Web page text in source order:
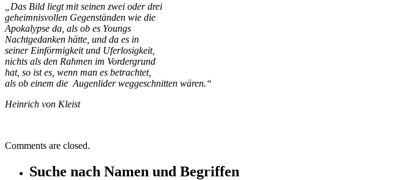
„Das Bild liegt mit seinen zwei oder drei
geheimnisvollen Gegenständen wie die
Apokalypse da, als ob es Youngs
Nachtgedanken hätte, und da es in
seiner Einförmigkeitund Uferlosigkeit,
nichts als den Rahmen im Vordergrund
hat, so ist es, wenn man es betrachtet,
als ob einem die Augenlider weggeschnitten wären.“
Heinrich von Kleist
Comments are closed.
Suche nach Namen und Begriffen